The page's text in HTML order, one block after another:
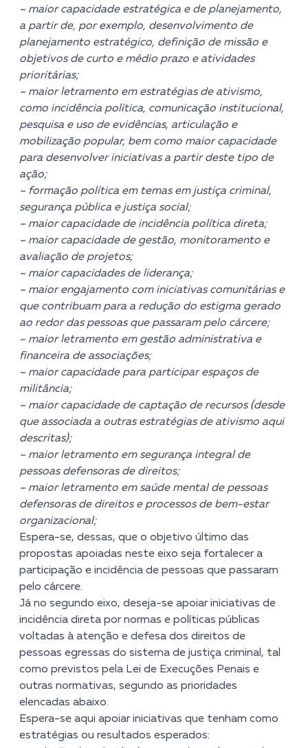
– maior capacidade estratégica e de planejamento,
a partir de, por exemplo, desenvolvimento de
planejamento estratégico, definição de missão e
objetivos de curto e médio prazo e atividades
prioritárias;
– maior letramento em estratégias de ativismo,
como incidência política, comunicação institucional,
pesquisa e uso de evidências, articulação e
mobilização popular, bem como maior capacidade
para desenvolver iniciativas a partir deste tipo de
ação;
– formação política em temas em justiça criminal,
segurança pública e justiça social;
– maior capacidade de incidência política direta;
– maior capacidade de gestão, monitoramento e
avaliação de projetos;
– maior capacidades de liderança;
– maior engajamento com iniciativas comunitárias e
que contribuam para a redução do estigma gerado
ao redor das pessoas que passaram pelo cárcere;
– maior letramento em gestão administrativa e
financeira de associações;
– maior capacidade para participar espaços de
militância;
– maior capacidade de captação de recursos (desde
que associada a outras estratégias de ativismo aqui
descritas);
– maior letramento em segurança integral de
pessoas defensoras de direitos;
– maior letramento em saúde mental de pessoas
defensoras de direitos e processos de bem-estar
organizacional;
Espera-se, dessas, que o objetivo último das
propostas apoiadas neste eixo seja fortalecer a
participação e incidência de pessoas que passaram
pelo cárcere.
Já no segundo eixo, deseja-se apoiar iniciativas de
incidência direta por normas e políticas públicas
voltadas à atenção e defesa dos direitos de
pessoas egressas do sistema de justiça criminal, tal
como previstos pela Lei de Execuções Penais e
outras normativas, segundo as prioridades
elencadas abaixo.
Espera-se aqui apoiar iniciativas que tenham como
estratégias ou resultados esperados: